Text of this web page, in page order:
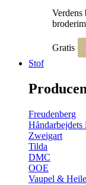
Verdens
Gratis
Stof
Freudenberg
Håndarbejdets
Zweigart
Tilda
DMC
OOE
Vaupel &